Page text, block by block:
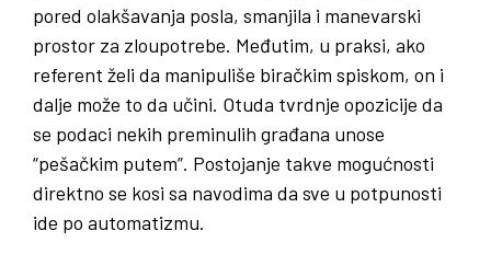
pored olakšavanja posla, smanjila i manevarski
prostor za zloupotrebe. Međutim, u praksi, ako
referent želi da manipuliše biračkim spiskom, on i
dalje može to da učini. Otuda tvrdnje opozicije da
se podaci nekih preminulih građana unose
“pešačkim putem”. Postojanje takve mogućnosti
direktno se kosi sa navodima da sve u potpunosti
ide po automatizmu.